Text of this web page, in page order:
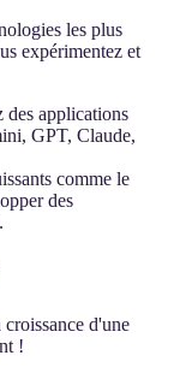
les plus
expérimentez et
des applications
GPT, Claude,
comme le
des
d'une
!